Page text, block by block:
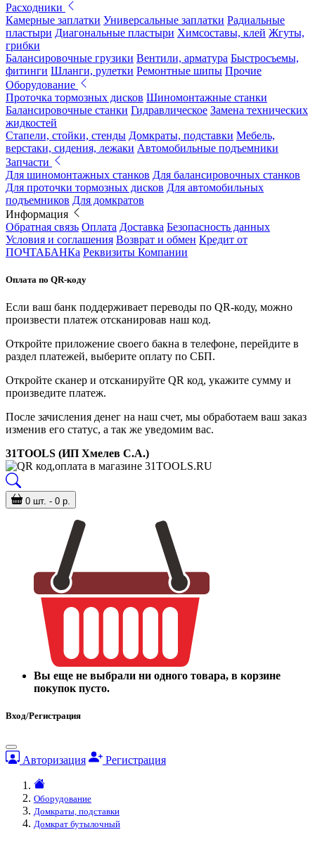
Расходники
Камерные заплатки Универсальные заплатки Радиальные
пластыри Диагональные пластыри Химсоставы, клей Жгуты,
грибки
Балансировочные грузики Вентили, арматура Быстросъемы,
фитинги Шланги, рулетки Ремонтные шипы Прочие
Оборудование
Проточка тормозных дисков Шиномонтажные станки
Балансировочные станки Гидравлическое Замена технических
жидкостей
Стапели, стойки, стенды Домкраты, подставки Мебель,
верстаки, сидения, лежаки Автомобильные подъемники
Запчасти
Для шиномонтажных станков Для балансировочных станков
Для проточки тормозных дисков Для автомобильных
подъемников Для домкратов
Информация
Обратная связь Оплата Доставка Безопасность данных
Условия и соглашения Возврат и обмен Кредит от
ПОЧТАБАНКа Реквизиты Компании
Оплата по QR-коду
Если ваш банк поддерживает переводы по QR-коду, можно
произвести платеж отсканировав наш код.
Откройте приложение своего бакна в телефоне, перейдите в
раздел платежей, выберите оплату по СБП.
Откройте сканер и отсканируйте QR код, укажите сумму и
произведите платеж.
После зачисления денег на наш счет, мы обработаем ваш заказ
изменив его статус, а так же уведомим вас.
31TOOLS (ИП Хмелев С.А.)
0 шт. - 0 р.
Вы еще не выбрали ни одного товара, в корзине
покупок пусто.
Вход/Регистрация
Авторизация Регистрация
Оборудование
Домкраты, подставки
Домкрат бутылочный